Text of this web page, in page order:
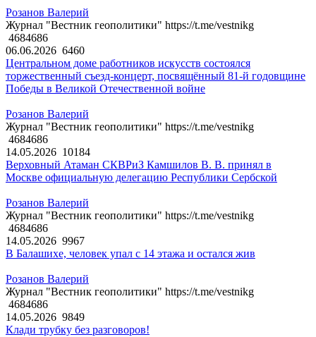
Розанов Валерий
Журнал "Вестник геополитики" https://t.me/vestnikg
4684686
06.06.2026 6460
Центральном доме работников искусств состоялся
торжественный съезд-концерт, посвящённый 81-й годовщине
Победы в Великой Отечественной войне
Розанов Валерий
Журнал "Вестник геополитики" https://t.me/vestnikg
4684686
14.05.2026 10184
Верховный Атаман СКВРиЗ Камшилов В. В. принял в
Москве официальную делегацию Республики Сербской
Розанов Валерий
Журнал "Вестник геополитики" https://t.me/vestnikg
4684686
14.05.2026 9967
В Балашихе, человек упал с 14 этажа и остался жив
Розанов Валерий
Журнал "Вестник геополитики" https://t.me/vestnikg
4684686
14.05.2026 9849
Клади трубку без разговоров!